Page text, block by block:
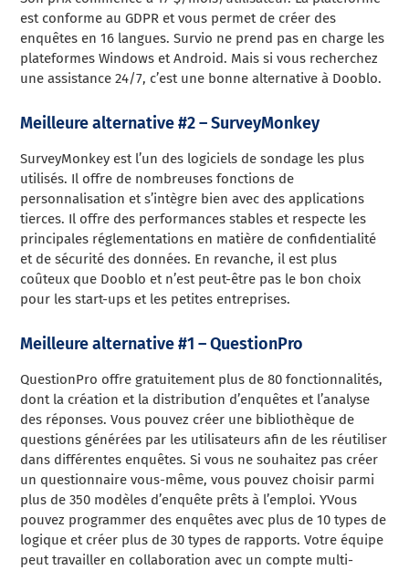
est conforme au GDPR et vous permet de créer des
enquêtes en 16 langues. Survio ne prend pas en charge les
plateformes Windows et Android. Mais si vous recherchez
une assistance 24/7, c’est une bonne alternative à Dooblo.
Meilleure alternative #2 – SurveyMonkey
SurveyMonkey est l’un des logiciels de sondage les plus
utilisés. Il offre de nombreuses fonctions de
personnalisation et s’intègre bien avec des applications
tierces. Il offre des performances stables et respecte les
principales réglementations en matière de confidentialité
et de sécurité des données. En revanche, il est plus
coûteux que Dooblo et n’est peut-être pas le bon choix
pour les start-ups et les petites entreprises.
Meilleure alternative #1 – QuestionPro
QuestionPro offre gratuitement plus de 80 fonctionnalités,
dont la création et la distribution d’enquêtes et l’analyse
des réponses.Vous pouvez créer une bibliothèque de
questions générées par les utilisateurs afin de les réutiliser
dans différentes enquêtes. Si vous ne souhaitez pas créer
un questionnaire vous-même, vous pouvez choisir parmi
plus de 350 modèles d’enquête prêts à l’emploi. YVous
pouvez programmer des enquêtes avec plus de 10 types de
logique et créer plus de 30 types de rapports. Votre équipe
peut travailler en collaboration avec un compte multi-